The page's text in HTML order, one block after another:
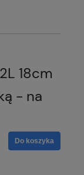
18cm
- na
Do koszyka